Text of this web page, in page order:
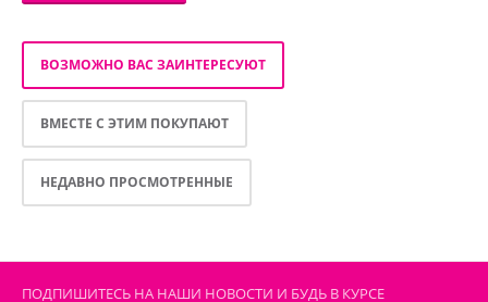
ВОЗМОЖНО ВАС ЗАИНТЕРЕСУЮТ
ВМЕСТЕ С ЭТИМ ПОКУПАЮТ
НЕДАВНО ПРОСМОТРЕННЫЕ
ПОДПИШИТЕСЬ НА НАШИ НОВОСТИ И БУДЬ В КУРСЕ